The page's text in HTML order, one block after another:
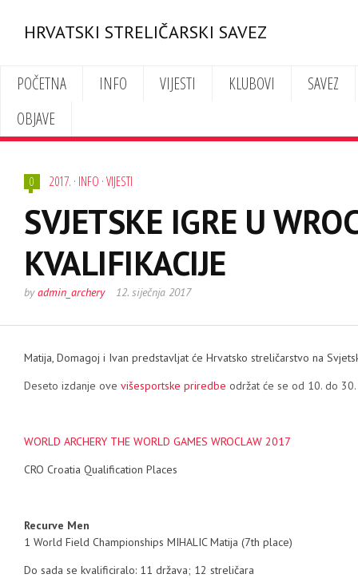
HRVATSKI STRELIČARSKI SAVEZ
POČETNA INFO VIJESTI KLUBOVI
SAVEZ
OBJAVE
0 2017. · INFO ·VIJESTI
SVJETSKE IGRE U
KVALIFIKACIJE
byadmin_archery 12. siječnja 2017
Matija, Domagoj i Ivan predstavljat će Hrvatsko streličarstvo na
Deseto izdanje ove višesportske priredbe održat će se od 10. do
WORLD ARCHERY THE WORLD GAMES WROCLAW 2017
CRO Croatia Qualification Places
Recurve Men
1 World Field Championships MIHALIC Matija (7th place)
Do sada se kvalificiralo: 11 država; 12 streličara